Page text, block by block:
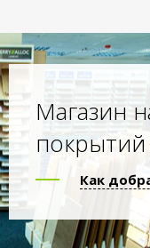
Магазин
Как